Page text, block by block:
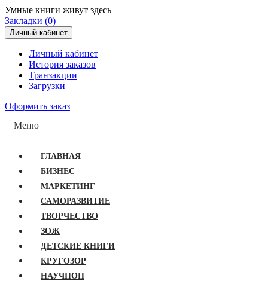
Умные книги живут здесь
Закладки (0)
Личный кабинет
Личный кабинет
История заказов
Транзакции
Загрузки
Оформить заказ
Меню
ГЛАВНАЯ
БИЗНЕС
МАРКЕТИНГ
САМОРАЗВИТИЕ
ТВОРЧЕСТВО
ЗОЖ
ДЕТСКИЕ КНИГИ
КРУГОЗОР
НАУЧПОП